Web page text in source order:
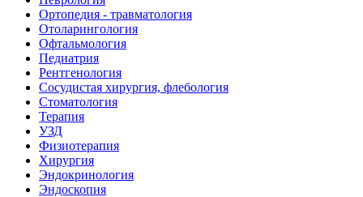
Ортопедия - травматология
Отоларингология
Офтальмология
Педиатрия
Рентгенология
Сосудистая хирургия, флебология
Стоматология
Терапия
УЗД
Физиотерапия
Хирургия
Эндокринология
Эндоскопия